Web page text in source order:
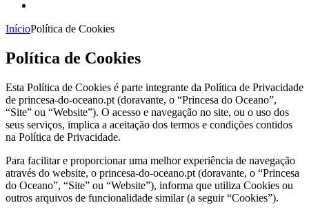
InícioPolítica de Cookies
Política de Cookies
Esta Política de Cookies é parte integrante da Política de Privacidade
de princesa-do-oceano.pt (doravante, o “Princesa do Oceano”,
“Site” ou “Website”). O acesso e navegação no site, ou o uso dos
seus serviços, implica a aceitação dos termos e condições contidos
na Política de Privacidade.
Para facilitar e proporcionar uma melhor experiência de navegação
através do website, o princesa-do-oceano.pt (doravante, o “Princesa
do Oceano”, “Site” ou “Website”), informa que utiliza Cookies ou
outros arquivos de funcionalidade similar (a seguir “Cookies”).